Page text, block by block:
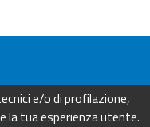
e/o di profilazione,
la tua esperienza utente.